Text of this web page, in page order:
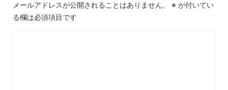
メールアドレスが公開されることはありません。 ※ が付いてい
る欄は必須項目です